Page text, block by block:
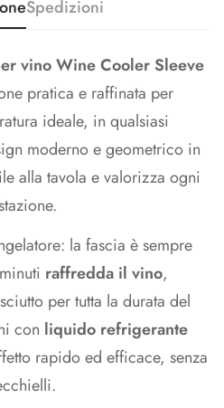
Spedizioni
vino Wine Cooler Sleeve
pratica e raffinata per
ideale, in qualsiasi
moderno e geometrico in
alla tavola e valorizza ogni
la fascia è sempre
raffredda il vino,
per tutta la durata del
con liquido refrigerante
rapido ed efficace, senza